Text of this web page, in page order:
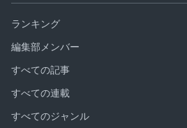
ランキング
編集部メンバー
すべての記事
すべての連載
すべてのジャンル